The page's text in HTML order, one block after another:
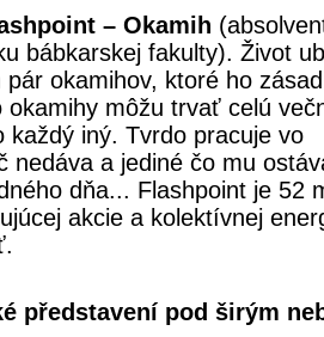
– Okamih
bábkarskej fakulty). Život
okamihov, ktoré ho
okamihy môžu trvať celú
každý iný. Tvrdo pracuje vo
nedáva a jediné čo mu
dňa... Flashpoint je 52
akcie a kolektívnej
představení pod širým